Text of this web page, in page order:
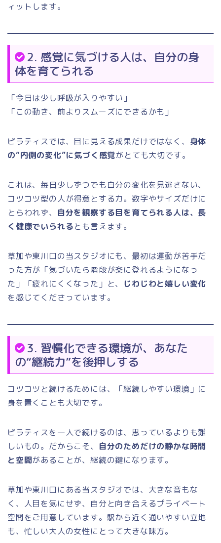
ィットします。
2. 感覚に気づける人は、自分の身
体を育てられる
「今日は少し呼吸が入りやすい」
「この動き、前よりスムーズにできるかも」
ピラティスでは、目に見える成果だけではなく、 身体
の“内側の変化”に気づく感覚がとても大切です。
これは、毎日少しずつでも自分の変化を見逃さない、
コツコツ型の人が得意とする力。数字やサイズだけに
とらわれず、 自分を観察する目を育てられる人は、長
く健康でいられるとも言えます。
草加や東川口の当スタジオにも、最初は運動が苦手だ
った方が「気づいたら階段が楽に登れるようになっ
た」「疲れにくくなった」と、 じわじわと嬉しい変化
を感じてくださっています。
3. 習慣化できる環境が、あなた
の“継続力”を後押しする
コツコツと続けるためには、「継続しやすい環境」に
身を置くことも大切です。
ピラティスを一人で続けるのは、思っているよりも難
しいもの。だからこそ、 自分のためだけの静かな時間
と空間があることが、継続の鍵になります。
草加や東川口にある当スタジオでは、大きな音もな
く、人目を気にせず、自分と向き合えるプライベート
空間をご用意しています。駅から近く通いやすい立地
も、忙しい大人の女性にとって大きな味方。